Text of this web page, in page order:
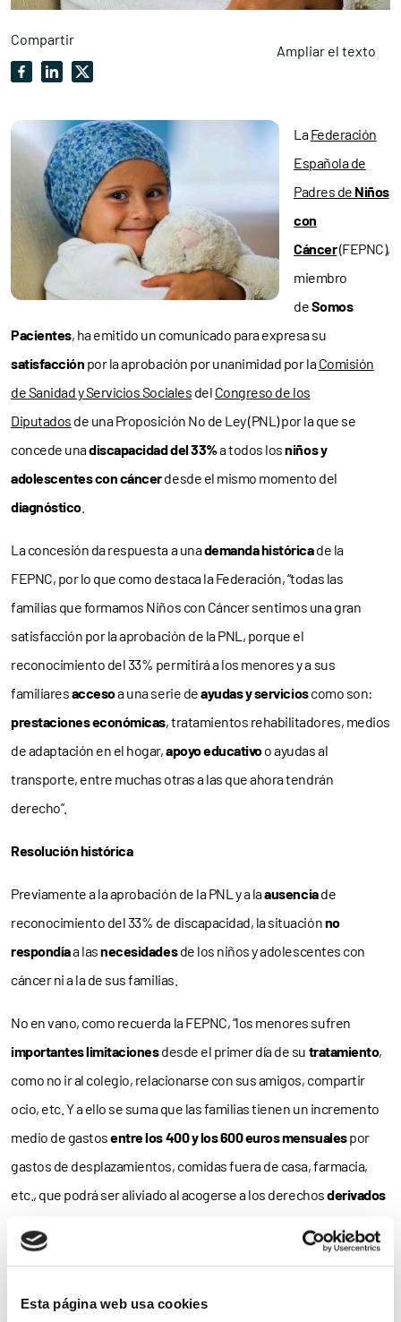
Esta página web usa cookies
Compartir
Ampliar el texto
LaFederación
Española de
Padres de Niños
con
Cáncer(FEPNC),
miembro
deSomos
Pacientes, ha emitido un comunicado para expresa su
satisfacción por la aprobación por unanimidad por laComisión
de Sanidad y Servicios Sociales del Congreso de los
Diputados de una Proposición No de Ley (PNL) por la que se
concede unadiscapacidad del 33%a todos losniños y
adolescentes con cáncerdesde el mismo momento del
diagnóstico.
La concesión da respuesta a unademanda históricade la
FEPNC, por lo que como destaca la Federación, “todas las
familias que formamos Niños con Cáncer sentimos una gran
satisfacción por la aprobación de la PNL, porque el
reconocimiento del 33% permitirá a los menores y a sus
familiaresaccesoa una serie deayudas y servicioscomo son:
prestaciones económicas, tratamientos rehabilitadores, medios
de adaptación en el hogar,apoyo educativoo ayudas al
transporte, entre muchas otras a las que ahora tendrán
derecho”.
Resolución histórica
Previamente a la aprobación de la PNL y a laausenciade
reconocimiento del 33% de discapacidad, la situaciónno
respondíaa lasnecesidadesde los niños y adolescentes con
cáncer ni a la de sus familias.
No en vano, como recuerda la FEPNC, “los menores sufren
importantes limitacionesdesde el primer día de su tratamiento,
como no ir al colegio, relacionarse con sus amigos, compartir
ocio, etc. Y a ello se suma que las familias tienen un incremento
medio de gastosentre los 400 y los 600 euros mensualespor
gastos de desplazamientos, comidas fuera de casa, farmacia,
etc., que podrá ser aliviado al acogerse a los derechosderivados
Así, y ante laaprobaciónde esta PNL, la Federación solicita:
Indicaciones específicaspara la concesión de, como mínimo,